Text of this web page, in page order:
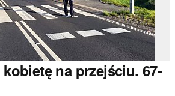
kobietę na przejściu. 67-